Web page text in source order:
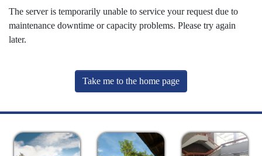
The server is temporarily unable to service your request due to
maintenance downtime or capacity problems. Please try again
later.
Take me to the home page